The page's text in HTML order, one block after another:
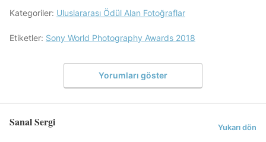
Kategoriler: Uluslararası Ödül Alan Fotoğraflar
Etiketler: Sony World Photography Awards 2018
Yorumları göster
Sanal Sergi Yukarı dön